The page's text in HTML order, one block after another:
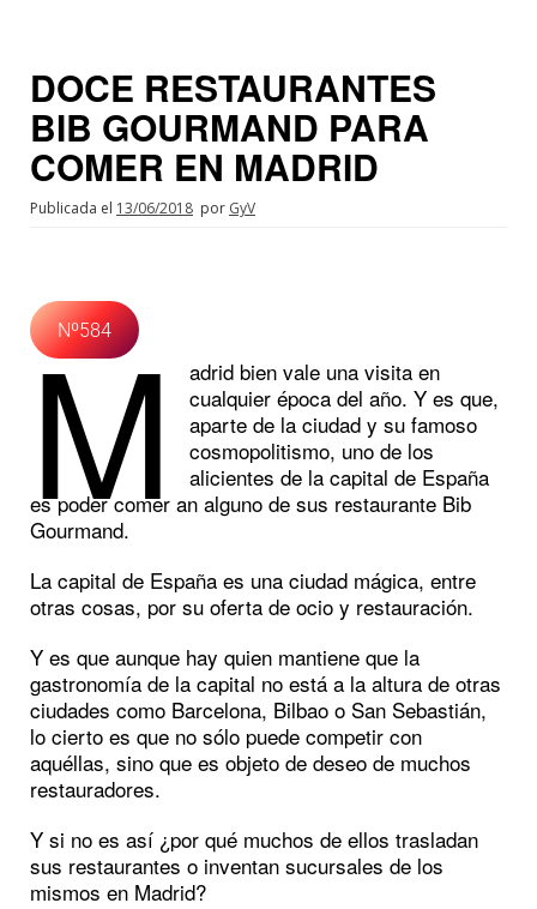
DOCE RESTAURANTES
BIB GOURMAND PARA
COMER EN MADRID
Publicada el 13/06/2018 por GyV
Nº584
M
adrid bien vale una visita en
cualquier época del año. Y es que,
aparte de la ciudad y su famoso
cosmopolitismo, uno de los
alicientes de la capital de España
es poder comer an alguno de sus restaurante Bib
Gourmand.
La capital de España es una ciudad mágica, entre
otras cosas, por su oferta de ocio y restauración.
Y es que aunque hay quien mantiene que la
gastronomía de la capital no está a la altura de otras
ciudades como Barcelona, Bilbao o San Sebastián,
lo cierto es que no sólo puede competir con
aquéllas, sino que es objeto de deseo de muchos
restauradores.
Y si no es así ¿por qué muchos de ellos trasladan
sus restaurantes o inventan sucursales de los
mismos en Madrid?